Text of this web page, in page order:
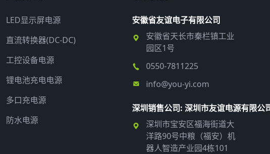
LED显示屏电源
直流转换器(DC-DC)
工控设备电源
锂电池充电电源
多口充电源
防水电源
安徽省友谊电子有限公司
安徽省天长市秦栏镇工业
园区1号
0550-7811225
info@you-yi.com
深圳销售公司: 深圳市友谊电源有限公
深圳市宝安区福海街道大
洋路90号中粮（福安）机
器人智造产业园4栋101